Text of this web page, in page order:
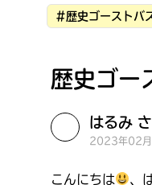
歴史ゴー
#歴史ゴーストバ
はるみ
2023年02
こんにちは 、